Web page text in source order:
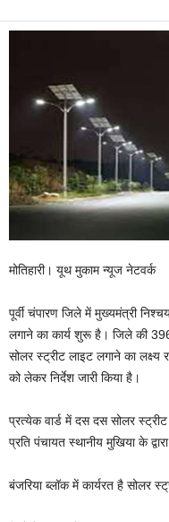
मोतिहारी। यूथ मुकाम न्यूज नेटवर्क
पूर्वी चंपारण जिले में मुख्यमंत्री
लगाने का कार्य शुरू है। जिले की
सोलर स्ट्रीट लाइट लगाने का लक्ष्य
को लेकर निर्देश जारी किया है।
प्रत्येक वार्ड में दस दस सोलर
प्रति पंचायत स्थानीय मुखिया के
बंजरिया ब्लॉक में कार्यरत है सोलर